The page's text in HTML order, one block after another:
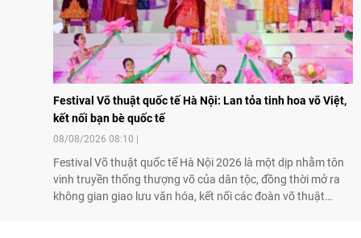
Festival Võ thuật quốc tế Hà Nội: Lan tỏa tinh hoa võ Việt,
kết nối bạn bè quốc tế
08/08/2026 08:10
Festival Võ thuật quốc tế Hà Nội 2026 là một dịp nhằm tôn
vinh truyền thống thượng võ của dân tộc, đồng thời mở ra
không gian giao lưu văn hóa, kết nối các đoàn võ thuật